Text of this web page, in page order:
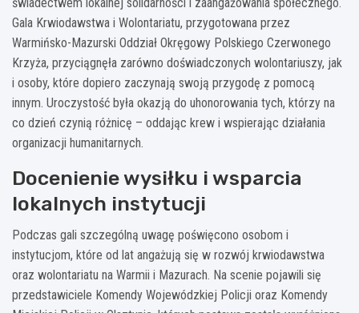
Gala Krwiodawstwa i Wolontariatu, przygotowana przez
Warmińsko-Mazurski Oddział Okręgowy Polskiego Czerwonego
Krzyża, przyciągnęła zarówno doświadczonych wolontariuszy, jak
i osoby, które dopiero zaczynają swoją przygodę z pomocą
innym. Uroczystość była okazją do uhonorowania tych, którzy na
co dzień czynią różnicę – oddając krew i wspierając działania
organizacji humanitarnych.
Docenienie wysiłku i wsparcia
lokalnych instytucji
Podczas gali szczególną uwagę poświęcono osobom i
instytucjom, które od lat angażują się w rozwój krwiodawstwa
oraz wolontariatu na Warmii i Mazurach. Na scenie pojawili się
przedstawiciele Komendy Wojewódzkiej Policji oraz Komendy